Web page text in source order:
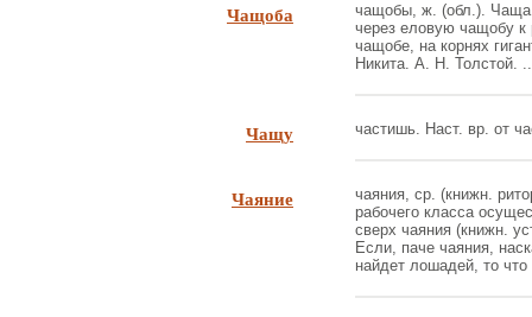
Чащоба
чащобы, ж. (обл.). Чаща,
через еловую чащобу
чащобе, на корнях
Никита. А. Н. Толстой.
Чащу частишь. Наст. вр. от
Чаяние
чаяния, ср. (книжн.
рабочего класса
сверх чаяния (книжн.
Если, паче чаяния,
найдет лошадей, то